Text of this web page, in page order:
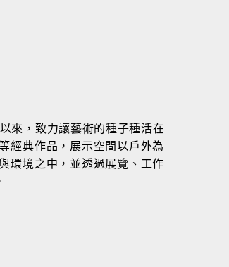
來，致力讓藝術的種子種活在
經典作品，展示空間以戶外為
環境之中，並透過展覽、工作